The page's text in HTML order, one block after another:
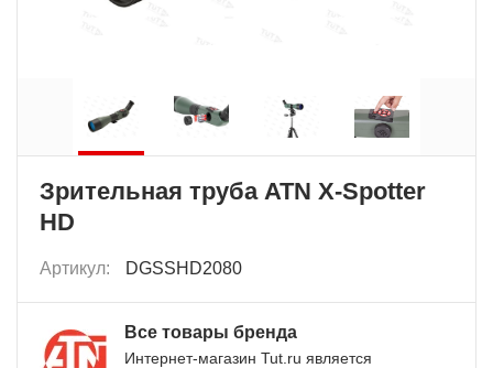
Зрительная труба ATN X-Spotter
HD
Артикул: DGSSHD2080
Все товары бренда
Интернет-магазин Tut.ru является